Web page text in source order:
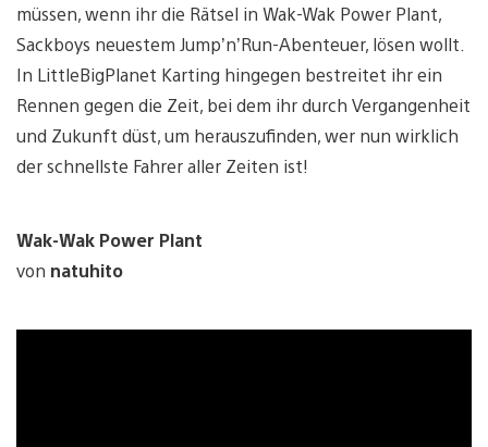
müssen, wenn ihr die Rätsel in Wak-Wak Power Plant,
Sackboys neuestem Jump’n’Run-Abenteuer, lösen wollt.
In LittleBigPlanet Karting hingegen bestreitet ihr ein
Rennen gegen die Zeit, bei dem ihr durch Vergangenheit
und Zukunft düst, um herauszufinden, wer nun wirklich
der schnellste Fahrer aller Zeiten ist!
Wak-Wak Power Plant
von natuhito